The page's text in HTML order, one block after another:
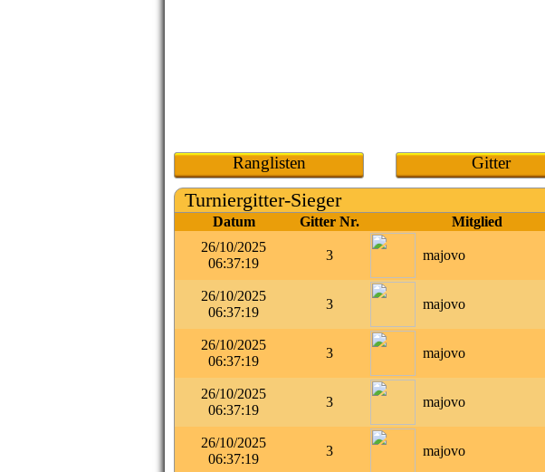
Ranglisten Gitter
Turniergitter-Sieger
Datum Gitter Nr. Mitglied
26/10/2025
06:37:19
3 majovo
26/10/2025
06:37:19
3 majovo
26/10/2025
06:37:19
3 majovo
26/10/2025
06:37:19
3 majovo
26/10/2025
06:37:19
3 majovo